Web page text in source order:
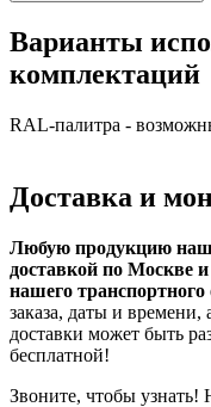
Варианты
комплектаций
RAL-палитра -
Доставка и
Любую продукцию
доставкой по Москве
нашего транспортного
заказа, даты и времени,
доставки может быть
бесплатной!
Звоните, чтобы узнать!